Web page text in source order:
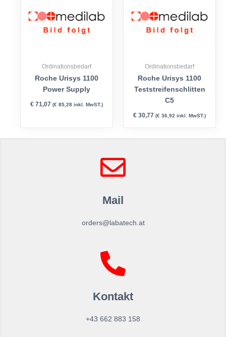
Ordinationsbedarf
Roche Urisys 1100
Power Supply
€ 71,07 (€ 85,28 inkl. MwST.)
Ordinationsbedarf
Roche Urisys 1100
Teststreifenschlitten
C5
€ 30,77 (€ 36,92 inkl. MwST.)
Mail
orders@labatech.at
Kontakt
+43 662 883 158